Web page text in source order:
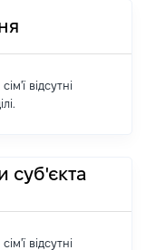
відсутні
суб'єкта
відсутні